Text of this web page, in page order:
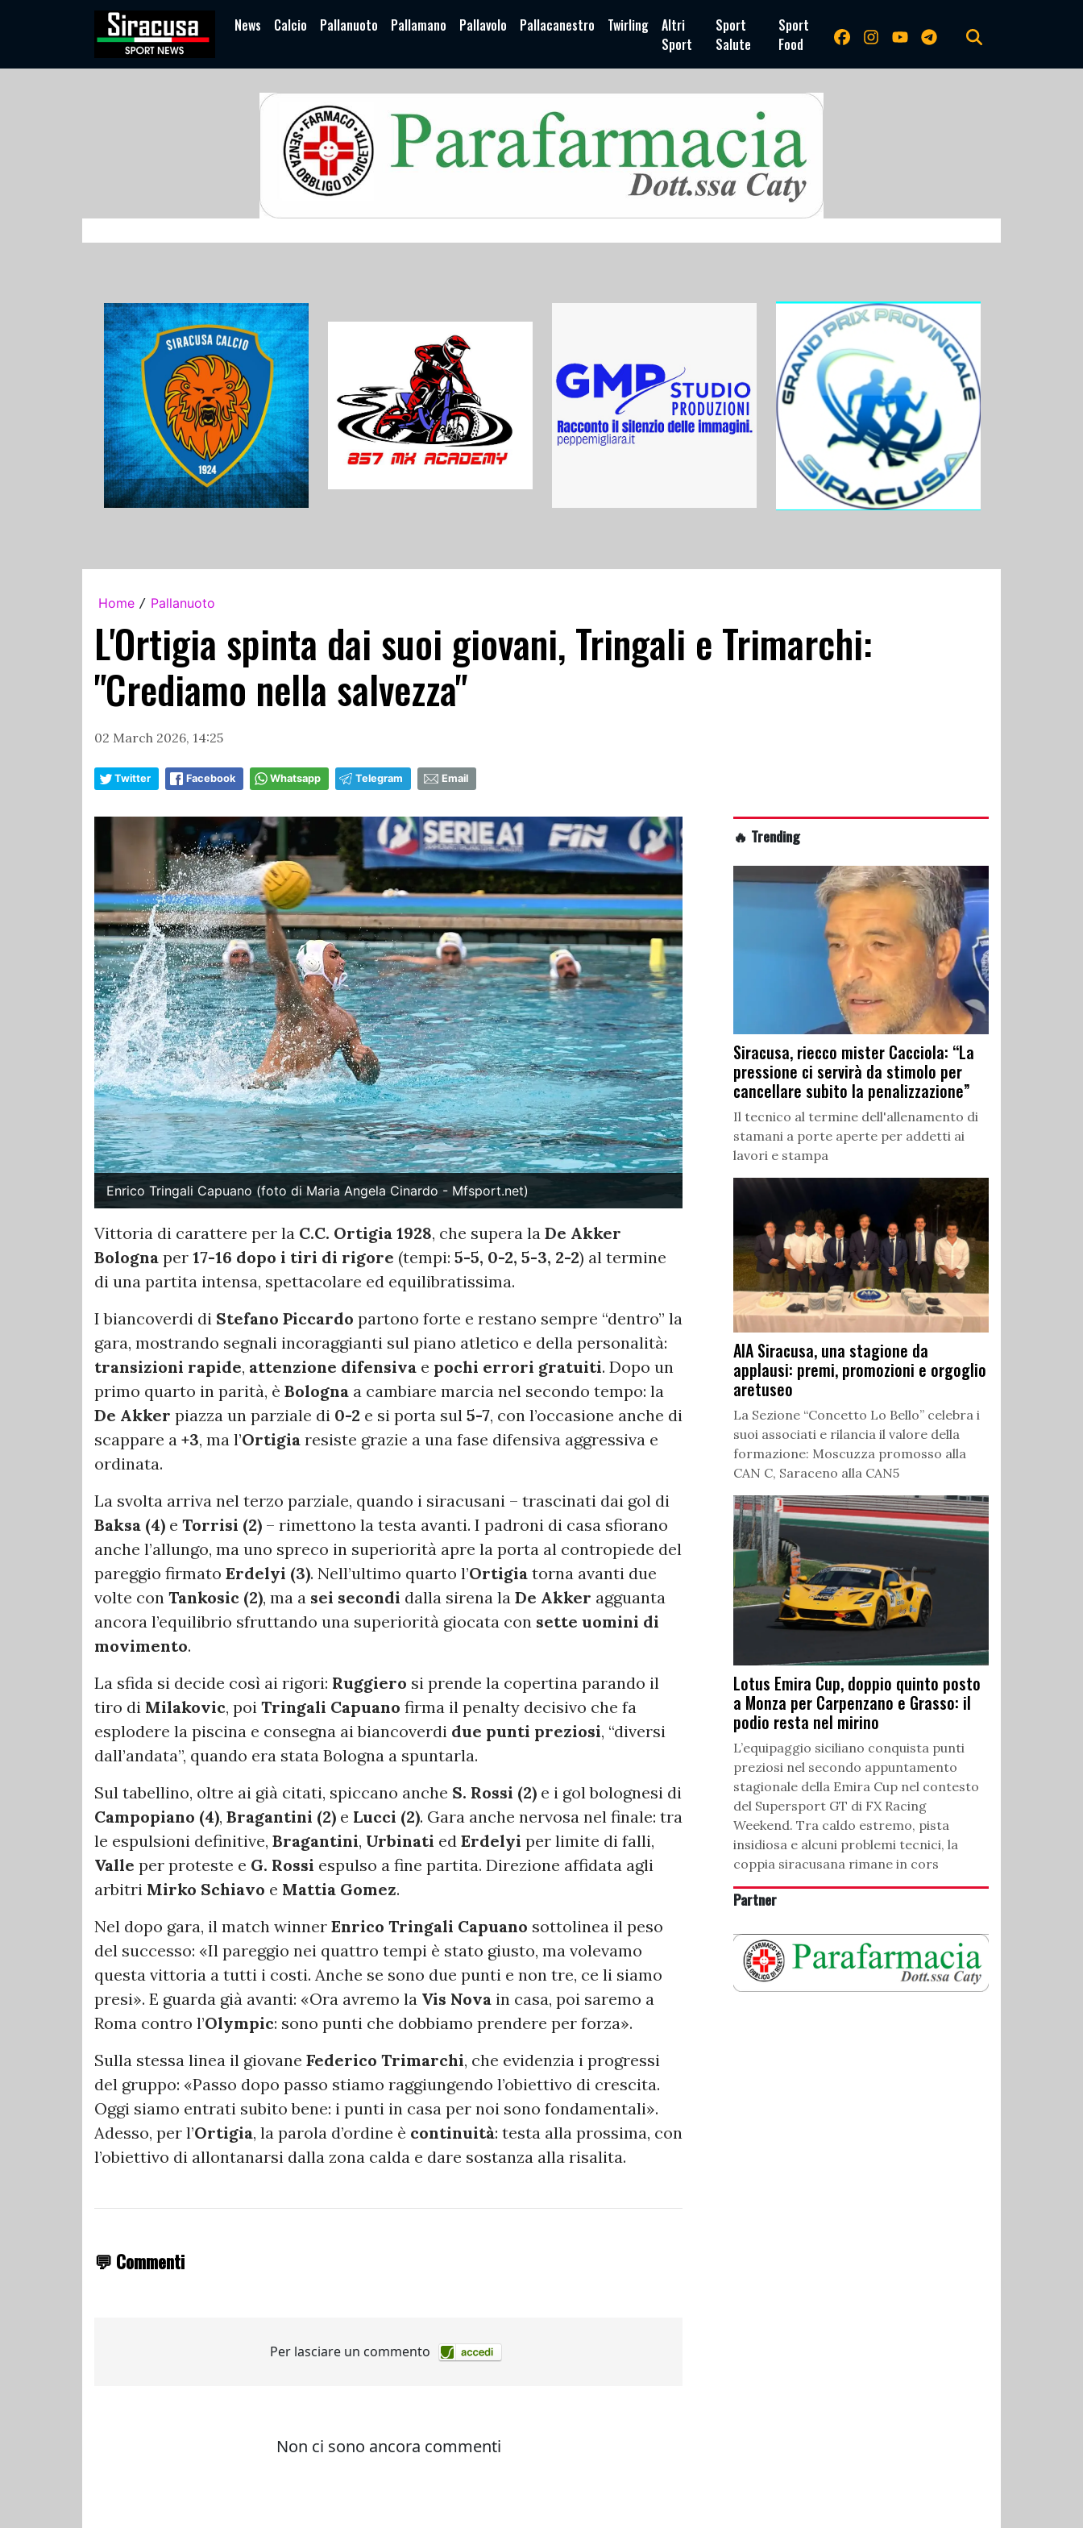
News Calcio Pallanuoto Pallamano Pallavolo Pallacanestro Twirling
Altri
Sport
Sport
Salute
Sport
Food
Home / Pallanuoto
L'Ortigia spinta dai suoi giovani, Tringali e Trimarchi:
"Crediamo nella salvezza"
02 March 2026, 14:25
Twitter Facebook Whatsapp Telegram Email
Enrico Tringali Capuano (foto di Maria Angela Cinardo - Mfsport.net)
Vittoria di carattere per la C.C. Ortigia 1928, che supera la De Akker
Bologna per 17-16 dopo i tiri di rigore (tempi: 5-5, 0-2, 5-3, 2-2) al termine
di una partita intensa, spettacolare ed equilibratissima.
I biancoverdi di Stefano Piccardo partono forte e restano sempre “dentro” la
gara, mostrando segnali incoraggianti sul piano atletico e della personalità:
transizioni rapide, attenzione difensiva e pochi errori gratuiti. Dopo un
primo quarto in parità, è Bologna a cambiare marcia nel secondo tempo: la
De Akker piazza un parziale di 0-2 e si porta sul 5-7, con l’occasione anche di
scappare a +3, ma l’Ortigia resiste grazie a una fase difensiva aggressiva e
ordinata.
La svolta arriva nel terzo parziale, quando i siracusani – trascinati dai gol di
Baksa (4) e Torrisi (2) – rimettono la testa avanti. I padroni di casa sfiorano
anche l’allungo, ma uno spreco in superiorità apre la porta al contropiede del
pareggio firmato Erdelyi (3). Nell’ultimo quarto l’Ortigia torna avanti due
volte con Tankosic (2), ma a sei secondi dalla sirena la De Akker agguanta
ancora l’equilibrio sfruttando una superiorità giocata con sette uomini di
movimento.
La sfida si decide così ai rigori: Ruggiero si prende la copertina parando il
tiro di Milakovic, poi Tringali Capuano firma il penalty decisivo che fa
esplodere la piscina e consegna ai biancoverdi due punti preziosi, “diversi
dall’andata”, quando era stata Bologna a spuntarla.
Sul tabellino, oltre ai già citati, spiccano anche S. Rossi (2) e i gol bolognesi di
Campopiano (4), Bragantini (2) e Lucci (2). Gara anche nervosa nel finale: tra
le espulsioni definitive, Bragantini, Urbinati ed Erdelyi per limite di falli,
Valle per proteste e G. Rossi espulso a fine partita. Direzione affidata agli
arbitri Mirko Schiavo e Mattia Gomez.
Nel dopo gara, il match winner Enrico Tringali Capuano sottolinea il peso
del successo: «Il pareggio nei quattro tempi è stato giusto, ma volevamo
questa vittoria a tutti i costi. Anche se sono due punti e non tre, ce li siamo
presi». E guarda già avanti: «Ora avremo la Vis Nova in casa, poi saremo a
Roma contro l’Olympic: sono punti che dobbiamo prendere per forza».
Sulla stessa linea il giovane Federico Trimarchi, che evidenzia i progressi
del gruppo: «Passo dopo passo stiamo raggiungendo l’obiettivo di crescita.
Oggi siamo entrati subito bene: i punti in casa per noi sono fondamentali».
Adesso, per l’Ortigia, la parola d’ordine è continuità: testa alla prossima, con
l’obiettivo di allontanarsi dalla zona calda e dare sostanza alla risalita.
💬 Commenti
🔥 Trending
Siracusa, riecco mister Cacciola: “La
pressione ci servirà da stimolo per
cancellare subito la penalizzazione”
Il tecnico al termine dell'allenamento di
stamani a porte aperte per addetti ai
lavori e stampa
AIA Siracusa, una stagione da
applausi: premi, promozioni e orgoglio
aretuseo
La Sezione “Concetto Lo Bello” celebra i
suoi associati e rilancia il valore della
formazione: Moscuzza promosso alla
CAN C, Saraceno alla CAN5
Lotus Emira Cup, doppio quinto posto
a Monza per Carpenzano e Grasso: il
podio resta nel mirino
L’equipaggio siciliano conquista punti
preziosi nel secondo appuntamento
stagionale della Emira Cup nel contesto
del Supersport GT di FX Racing
Weekend. Tra caldo estremo, pista
insidiosa e alcuni problemi tecnici, la
coppia siracusana rimane in cors
Partner